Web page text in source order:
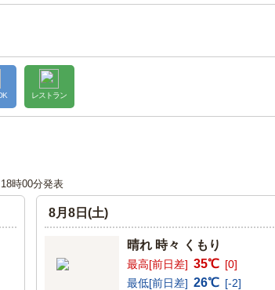
レストラン
時00分発表
8月8日(土)
晴れ 時々 くもり
最高[前日差] 35℃ [0]
最低[前日差] 26℃ [-2]